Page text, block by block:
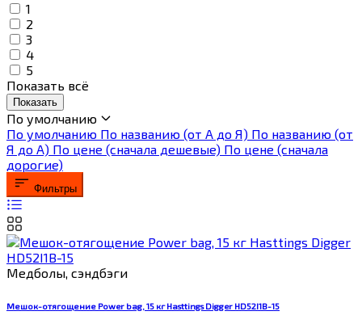
1
2
3
4
5
Показать всё
Показать
По умолчанию
По умолчанию По названию (от А до Я) По названию (от
Я до А) По цене (сначала дешевые) По цене (сначала
дорогие)
Фильтры
Медболы, сэндбэги
Мешок-отягощение Power bag, 15 кг Hasttings Digger HD52I1B-15